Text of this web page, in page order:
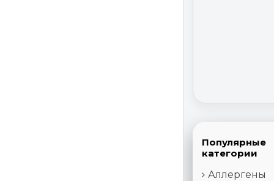
Популярные
категории
Аллергены